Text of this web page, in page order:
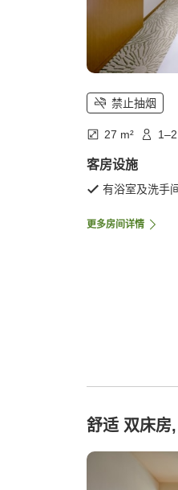
禁止抽烟
27 m²
客房设施
有浴室及洗手
更多房间详情
舒适 双床房